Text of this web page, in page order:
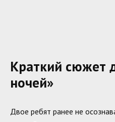
Краткий сюжет
ночей»
Двое ребят ранее не